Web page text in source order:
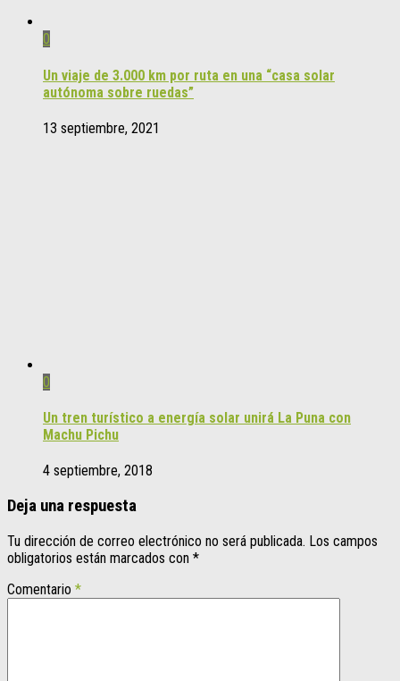
0
Un viaje de 3.000 km por ruta en una “casa solar
autónoma sobre ruedas”
13 septiembre, 2021
0
Un tren turístico a energía solar unirá La Puna con
Machu Pichu
4 septiembre, 2018
Deja una respuesta
Tu dirección de correo electrónico no será publicada. Los campos
obligatorios están marcados con *
Comentario *